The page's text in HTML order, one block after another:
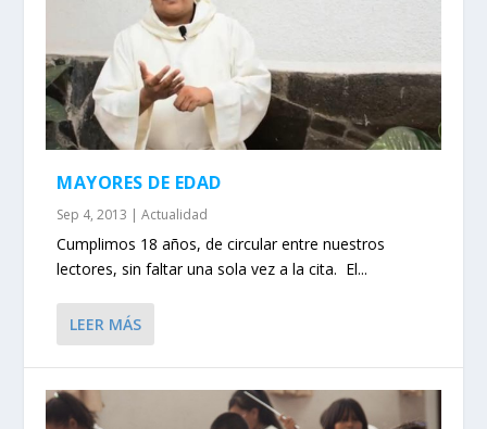
MAYORES DE EDAD
Sep 4, 2013 |Actualidad
Cumplimos 18 años, de circular entre nuestros
lectores, sin faltar una sola vez a la cita. El...
LEER MÁS